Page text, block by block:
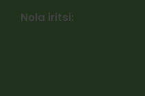
Nola iritsi: